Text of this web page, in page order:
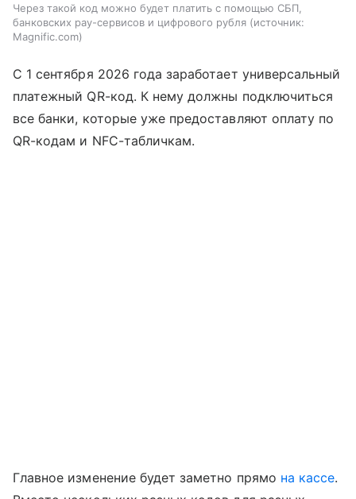
Через такой код можно будет платить с помощью СБП,
банковских pay-сервисов и цифрового рубля
источник:
Magnific.com
С 1 сентября 2026 года заработает универсальный
платежный QR-код. К нему должны подключиться
все банки, которые уже предоставляют оплату по
QR-кодам и NFC-табличкам.
Главное изменение будет заметно прямо на кассе.